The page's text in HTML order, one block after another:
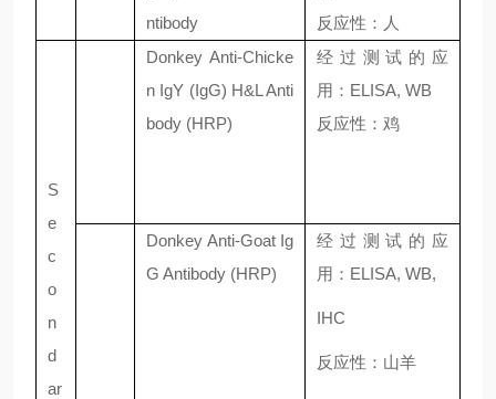
ntibody
反应性：人
S
e
c
o
n
d
ar
Donkey Anti-Chicke
n IgY (IgG) H&L Anti
body (HRP)
经过测试的应
用： ELISA, WB
反应性：鸡
Donkey Anti-Goat Ig
G Antibody (HRP)
经过测试的应
用： ELISA, WB,
IHC
反应性：山羊